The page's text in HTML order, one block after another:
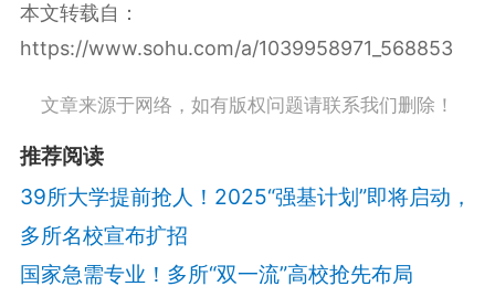
本文转载自：
https://www.sohu.com/a/1039958971_568853
文章来源于网络，如有版权问题请联系我们删除！
推荐阅读
39所大学提前抢人！2025“强基计划”即将启动，
多所名校宣布扩招
国家急需专业！多所“双一流”高校抢先布局